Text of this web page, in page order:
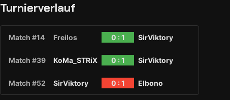
Turnierverlauf
Match #14 Freilos 0 : 1 SirViktory
Match #39 KoMa_STRiX 0 : 1 SirViktory
Match #52 SirViktory 0 : 1 Elbono